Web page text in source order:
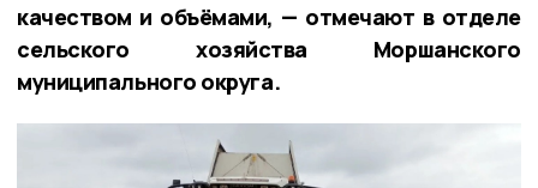
качеством и объёмами, — отмечают в отделе
сельского хозяйства Моршанского
муниципального округа.